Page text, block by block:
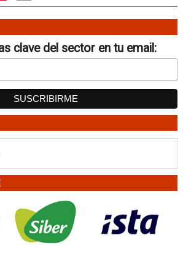
clave del sector en tu email: